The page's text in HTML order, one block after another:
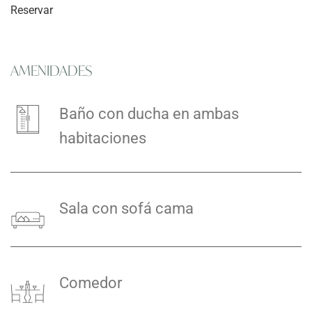
Reservar
AMENIDADES
Baño con ducha en ambas
habitaciones
Sala con sofá cama
Comedor